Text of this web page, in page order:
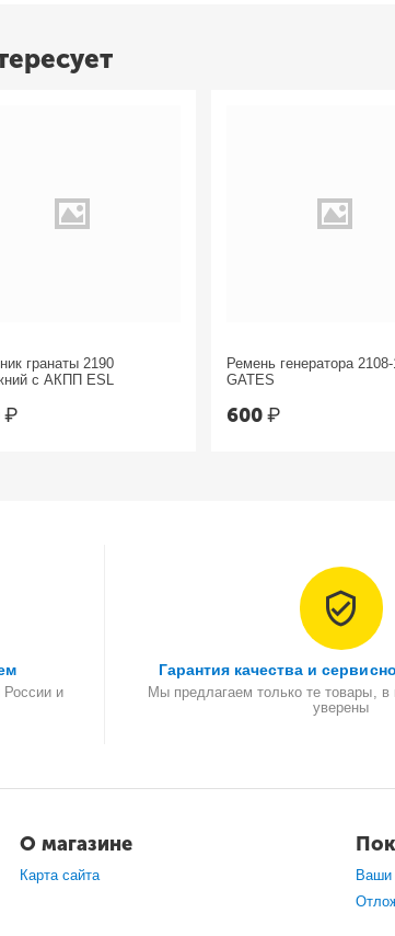
гранаты 2190
с АКПП ESL
₽
Ремень генератора
GATES
600₽
России и
Гарантия качества и
Мы предлагаем только те товары, в
уверены
О магазине
Карта сайта
Ваши